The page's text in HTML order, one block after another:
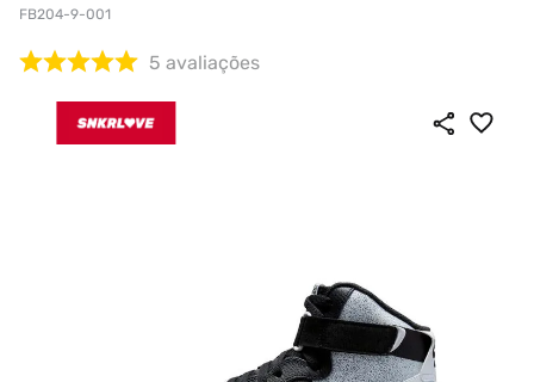
FB204-9-001
5 avaliações